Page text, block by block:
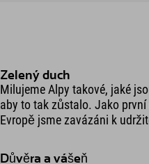
Zelený duch
Milujeme Alpy takové, jaké
aby to tak zůstalo. Jako
Evropě jsme zavázáni k
Důvěra a vášeň